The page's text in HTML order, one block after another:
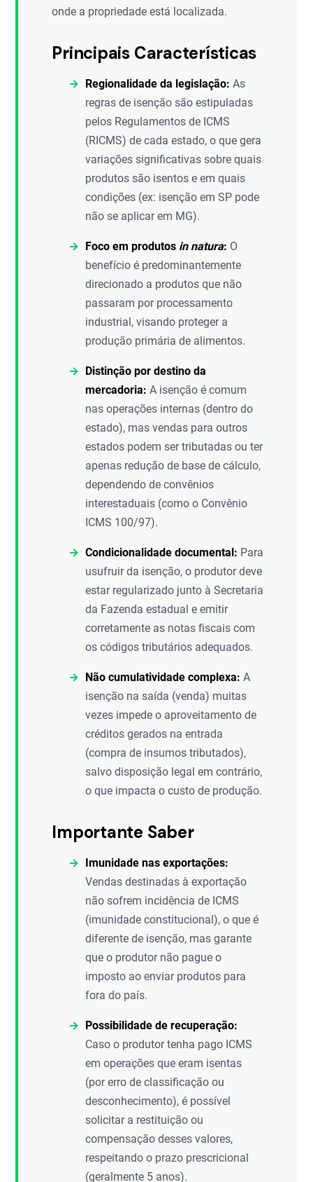
onde a propriedade está localizada.
Principais Características
Regionalidade da legislação: As
regras de isenção são estipuladas
pelos Regulamentos de ICMS
(RICMS) de cada estado, o que gera
variações significativas sobre quais
produtos são isentos e em quais
condições (ex: isenção em SP pode
não se aplicar em MG).
Foco em produtos in natura: O
benefício é predominantemente
direcionado a produtos que não
passaram por processamento
industrial, visando proteger a
produção primária de alimentos.
Distinção por destino da
mercadoria: A isenção é comum
nas operações internas (dentro do
estado), mas vendas para outros
estados podem ser tributadas ou ter
apenas redução de base de cálculo,
dependendo de convênios
interestaduais (como o Convênio
ICMS 100/97).
Condicionalidade documental: Para
usufruir da isenção, o produtor deve
estar regularizado junto à Secretaria
da Fazenda estadual e emitir
corretamente as notas fiscais com
os códigos tributários adequados.
Não cumulatividade complexa: A
isenção na saída (venda) muitas
vezes impede o aproveitamento de
créditos gerados na entrada
(compra de insumos tributados),
salvo disposição legal em contrário,
o que impacta o custo de produção.
Importante Saber
Imunidade nas exportações:
Vendas destinadas à exportação
não sofrem incidência de ICMS
(imunidade constitucional), o que é
diferente de isenção, mas garante
que o produtor não pague o
imposto ao enviar produtos para
fora do país.
Possibilidade de recuperação:
Caso o produtor tenha pago ICMS
em operações que eram isentas
(por erro de classificação ou
desconhecimento), é possível
solicitar a restituição ou
compensação desses valores,
respeitando o prazo prescricional
(geralmente 5 anos).